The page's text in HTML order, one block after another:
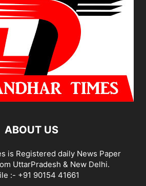
ABOUT US
is Registered daily News Paper
UttarPradesh & New Delhi.
:- +91 90154 41661